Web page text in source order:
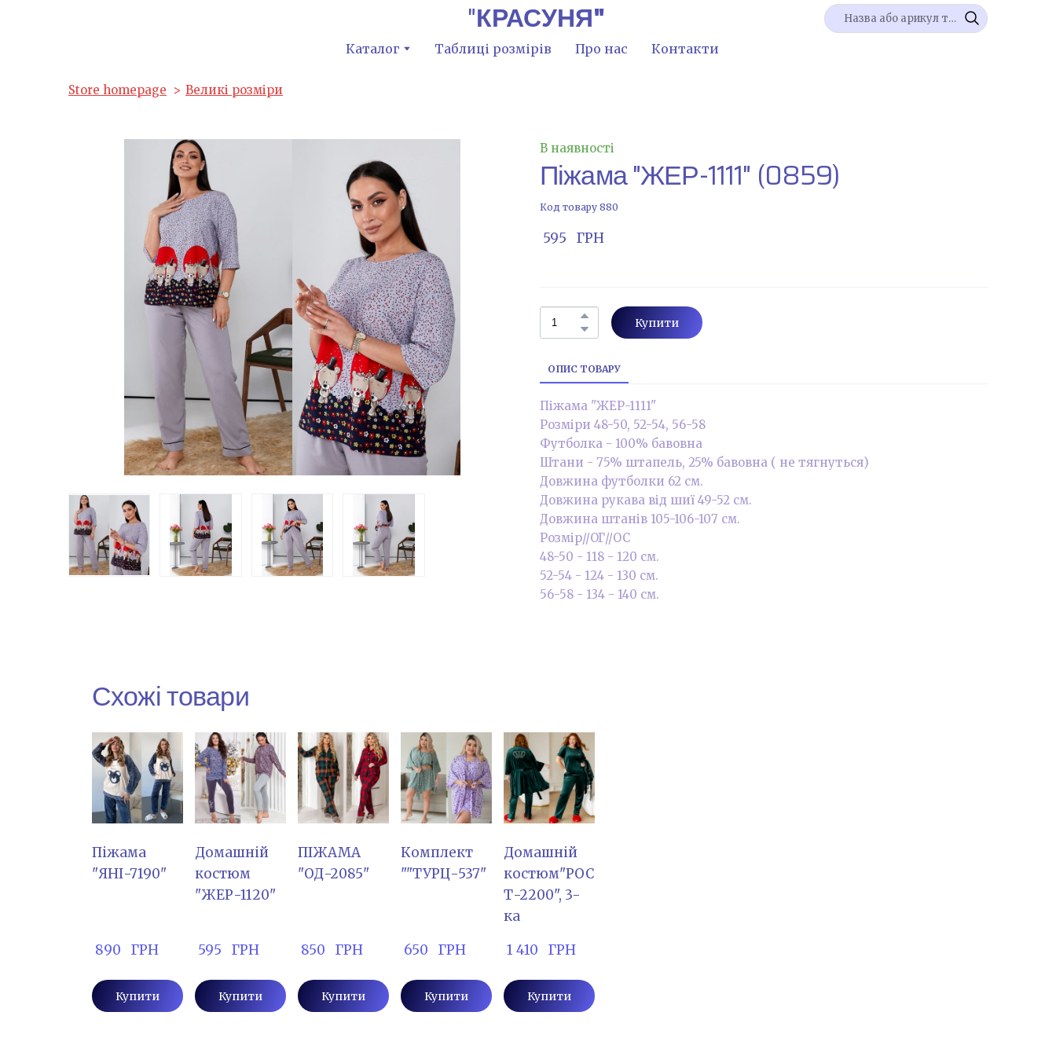
"КРАСУНЯ"
Каталог Таблиці розмірів Про нас Контакти
Store homepage Великі розміри
В наявності
Піжама "ЖЕР-1111" (0859)
Код товару 880
595   ГРН
Купити
ОПИС ТОВАРУ
Піжама "ЖЕР-1111"
Розміри 48-50, 52-54, 56-58
Футболка - 100% бавовна
Штани - 75% штапель, 25% бавовна ( не тягнуться)
Довжина футболки 62 см.
Довжина рукава від шиї 49-52 см.
Довжина штанів 105-106-107 см.
Розмір//ОГ//ОС
48-50 - 118 - 120 см.
52-54 - 124 - 130 см.
56-58 - 134 - 140 см.
Схожі товари
Пiжама
"ЯНІ-7190"
890   ГРН
Купити
Домашній
костюм
"ЖЕР-1120"
595   ГРН
Купити
ПІЖАМА
"ОД-2085"
850   ГРН
Купити
Комплект
""ТУРЦ-537"
650   ГРН
Купити
Домашній
костюм"РОС
Т-2200", 3-
ка
1 410   ГРН
Купити